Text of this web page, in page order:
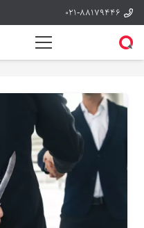
۰۲۱-۸۸۱۷۹۴۴۶